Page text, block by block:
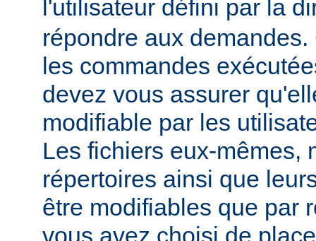
l'utilisateur défini par la
répondre aux
les commandes
devez vous assurer
modifiable par les
Les fichiers eux-mêmes,
répertoires ainsi que
être modifiables que par